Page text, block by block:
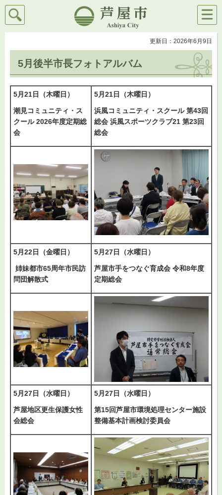
芦屋市
検索
メニ
ュー
更新日：2026年6月9日
5月後半市長フォトアルバム
5月21日（木曜日）
潮見コミュニティ・ス
クール 2026年度定期総
会
5月21日（木曜日）
浜風コミュニティ・スクール 第43回
総会 浜風スポーツクラブ21 第23回
総会
5月22日（金曜日）
姉妹都市65周年市民訪
問団解散式
5月27日（水曜日）
芦屋市手をつなぐ育成会 令和8年度
定期総会
5月27日（水曜日）
芦屋地区更生保護女性
会総会
5月27日（水曜日）
第15回芦屋市環境処理センター施設
整備基本計画検討委員会